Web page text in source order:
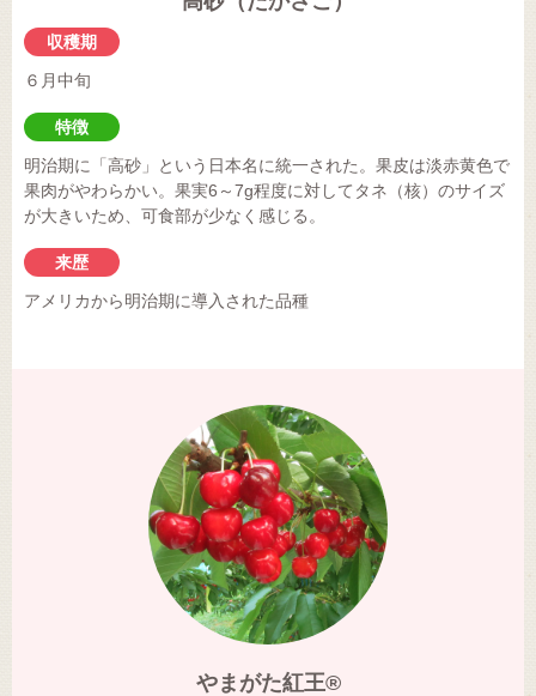
収穫期
６月中旬
特徴
明治期に「高砂」という日本名に統一された。果皮は淡赤黄色で
果肉がやわらかい。果実6～7g程度に対してタネ（核）のサイズ
が大きいため、可食部が少なく感じる。
来歴
アメリカから明治期に導入された品種
やまがた紅王®